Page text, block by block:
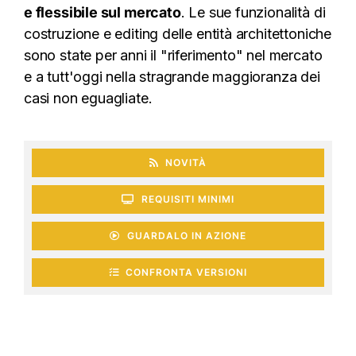
e flessibile sul mercato. Le sue funzionalità di
costruzione e editing delle entità architettoniche
sono state per anni il "riferimento" nel mercato
e a tutt'oggi nella stragrande maggioranza dei
casi non eguagliate.
NOVITÀ
REQUISITI MINIMI
GUARDALO IN AZIONE
CONFRONTA VERSIONI